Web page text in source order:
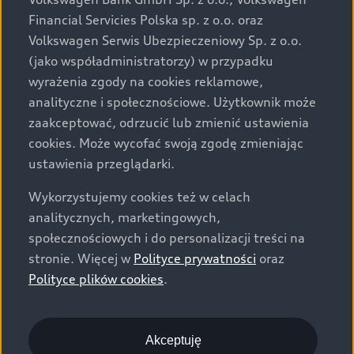
za dopłatą. Wiążące ustalenie ceny, wyposażenia i
specyfikacji pojazdu następują w umowie sprzedaży, a
określenie parametrów technicznych zawiera
świadectwo homologacji typu pojazdu. Zastrzegamy
sobie prawo do zmian i pomyłek. Wszelkie informacje
prezentowane na stronie są aktualne na dzień ich
zamieszczania. W celu uzyskania najnowszych
informacji prosimy kontaktować się z Partnerem Marki
Audi.
Wszystkie produkowane obecnie samochody marki Audi
są wykonywane z materiałów spełniających pod
względem możliwości odzysku i recyklingu wymagania
określone w normie ISO 22628 i są zgodne z
europejskimi świadectwami homologacji wydanymi wg
o.o. podlega obowiązkowi zapewnienia wszystkim
użytkownikom samochodów marki Volkswagen sieci
Financial Servicies Polska sp. z o.o. oraz
Volkswagen Serwis Ubezpieczeniowy Sp. z o.o.
(jako współadministratorzy) w przypadku
wyrażenia zgody na cookies reklamowe,
analityczne i społecznościowe. Użytkownik może
zaakceptować, odrzucić lub zmienić ustawienia
cookies. Może wycofać swoją zgodę zmieniając
ustawienia przeglądarki.
Wykorzystujemy cookies też w celach
analitycznych, marketingowych,
społecznościowych i do personalizacji treści na
stronie. Więcej w Polityce prywatności oraz
Polityce plików cookies.
Akceptuję